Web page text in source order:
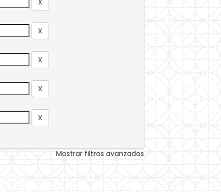
Mostrar filtros avanzados